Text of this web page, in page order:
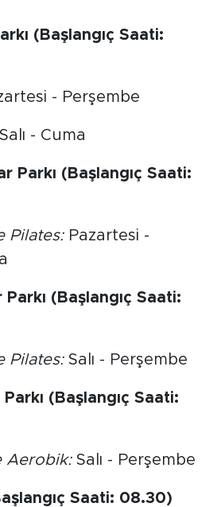
(Başlangıç Saati:
- Perşembe
- Cuma
Parkı (Başlangıç Saati:
Pilates:Pazartesi -
(Başlangıç Saati:
Pilates:Salı - Perşembe
(Başlangıç Saati:
Aerobik:Salı - Perşembe
Saati: 08.30)